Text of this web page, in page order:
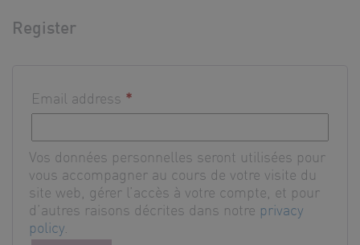
Register
Email address *
Vos données personnelles seront utilisées pour
vous accompagner au cours de votre visite du
site web, gérer l’accès à votre compte, et pour
d’autres raisons décrites dans notre privacy
policy.